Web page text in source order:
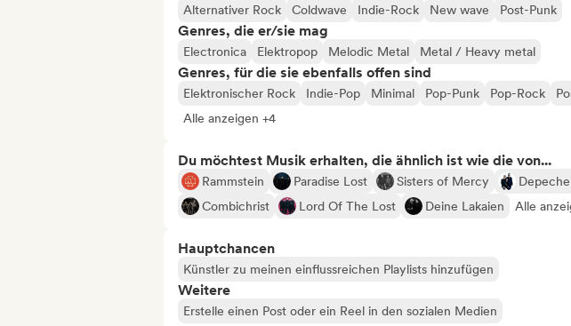
Alternativer Rock Coldwave Indie-Rock New wave Post-Punk
Genres, die er/sie mag
Electronica Elektropop Melodic Metal Metal / Heavy metal
Genres, für die sie ebenfalls offen sind
Elektronischer Rock Indie-Pop Minimal Pop-Punk Pop-Rock
Alle anzeigen +4
Du möchtest Musik erhalten, die ähnlich ist wie die von...
Rammstein Paradise Lost Sisters of Mercy
Combichrist
Lord Of The Lost Deine Lakaien Alle
Hauptchancen
Künstler zu meinen einflussreichen Playlists hinzufügen
Weitere
Erstelle einen Post oder ein Reel in den sozialen Medien